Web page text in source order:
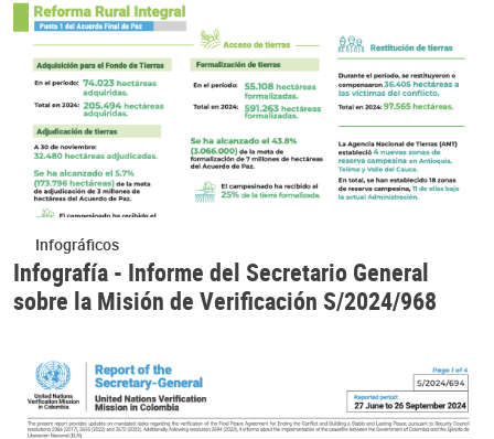
Infográficos
Infografía - Informe del Secretario General
sobre la Misión de Verificación S/2024/968